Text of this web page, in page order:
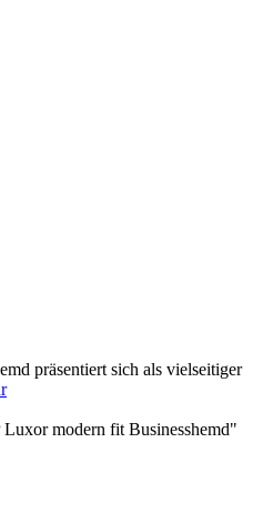
präsentiert sich als vielseitiger
modern fit Businesshemd"